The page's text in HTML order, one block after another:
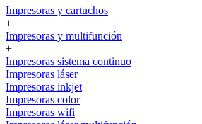
Impresoras y cartuchos
+
Impresoras y multifunción
+
Impresoras sistema continuo
Impresoras láser
Impresoras inkjet
Impresoras color
Impresoras wifi